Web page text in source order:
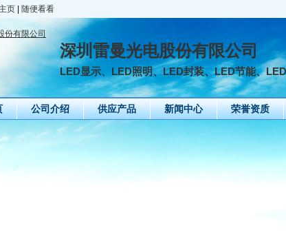
页 随便看看
深圳雷曼光电股份有限公司
LED显示、LED照明、LED封装、LED节能、
公司介绍 供应产品 新闻中心 荣誉资质